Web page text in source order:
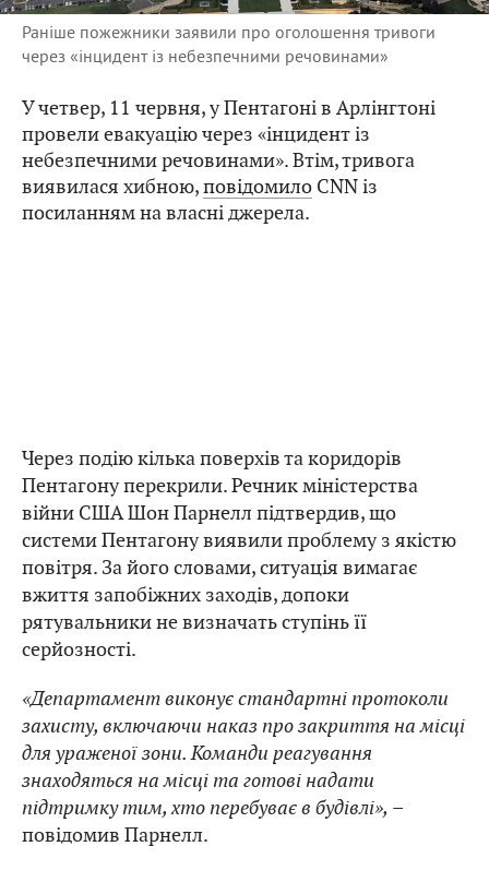
Раніше пожежники заявили про оголошення тривоги
через «інцидент із небезпечними речовинами»
У четвер, 11 червня, у Пентагоні в Арлінгтоні
провели евакуацію через «інцидент із
небезпечними речовинами». Втім, тривога
виявилася хибною,повідомило CNN із
посиланням на власні джерела.
Через подію кілька поверхів та коридорів
Пентагону перекрили. Речник міністерства
війни США Шон Парнелл підтвердив, що
системи Пентагону виявили проблему з якістю
повітря. За його словами, ситуація вимагає
вжиття запобіжних заходів, допоки
рятувальники не визначать ступінь її
серйозності.
«Департамент виконує стандартні протоколи
захисту, включаючи наказ про закриття на місці
для ураженої зони. Команди реагування
знаходяться на місці та готові надати
підтримку тим, хто перебуває в будівлі», –
повідомив Парнелл.